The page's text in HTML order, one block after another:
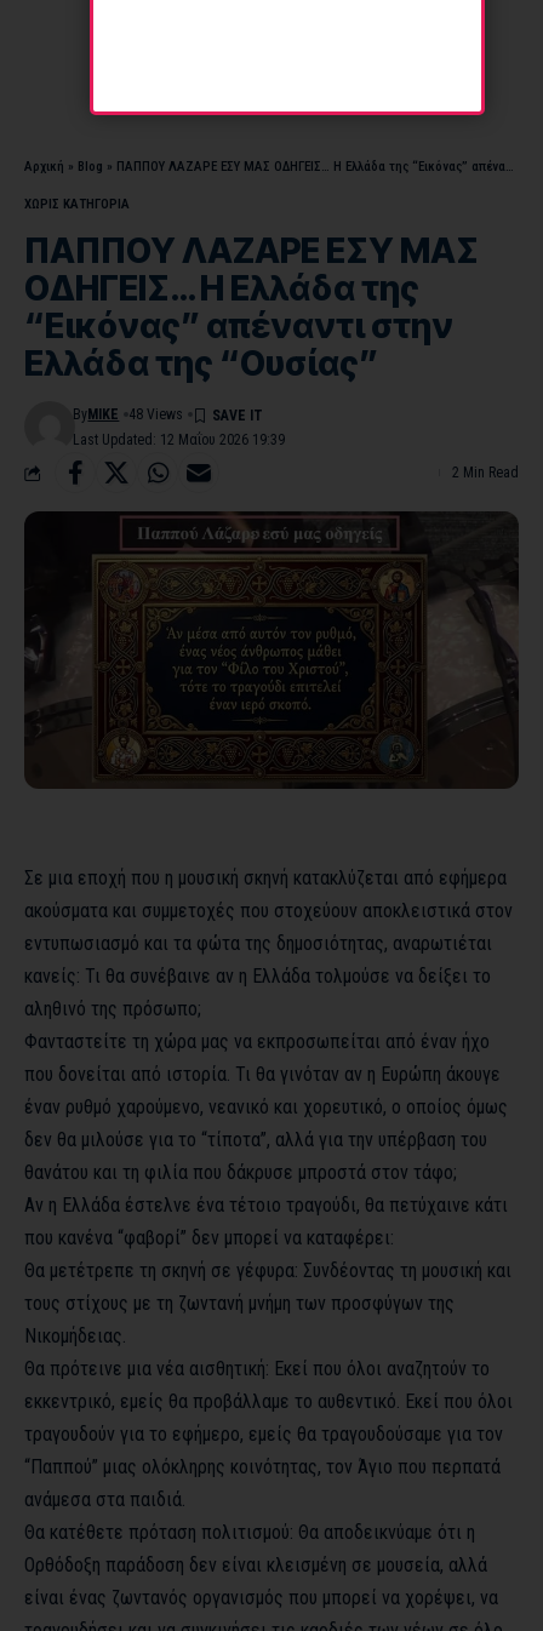
Αρχική » Blog » ΠΑΠΠΟΥ ΛΑΖΑΡΕ ΕΣΥ ΜΑΣ ΟΔΗΓΕΙΣ… Η Ελλάδα της “Εικόνας” απέναντι στην Ελλάδα της “Ουσίας”
ΧΩΡΊΣ ΚΑΤΗΓΟΡΊΑ
ΠΑΠΠΟΥ ΛΑΖΑΡΕ ΕΣΥ ΜΑΣ
ΟΔΗΓΕΙΣ… Η Ελλάδα της
“Εικόνας” απέναντι στην
Ελλάδα της “Ουσίας”
Last Updated: 12 Μαΐου 2026 19:39
By MIKE 48 Views
2 Min Read
Σε μια εποχή που η μουσική σκηνή κατακλύζεται από εφήμερα
ακούσματα και συμμετοχές που στοχεύουν αποκλειστικά στον
εντυπωσιασμό και τα φώτα της δημοσιότητας, αναρωτιέται
κανείς: Τι θα συνέβαινε αν η Ελλάδα τολμούσε να δείξει το
αληθινό της πρόσωπο;
Φανταστείτε τη χώρα μας να εκπροσωπείται από έναν ήχο
που δονείται από ιστορία. Τι θα γινόταν αν η Ευρώπη άκουγε
έναν ρυθμό χαρούμενο, νεανικό και χορευτικό, ο οποίος όμως
δεν θα μιλούσε για το “τίποτα”, αλλά για την υπέρβαση του
θανάτου και τη φιλία που δάκρυσε μπροστά στον τάφο;
Αν η Ελλάδα έστελνε ένα τέτοιο τραγούδι, θα πετύχαινε κάτι
που κανένα “φαβορί” δεν μπορεί να καταφέρει:
Θα μετέτρεπε τη σκηνή σε γέφυρα: Συνδέοντας τη μουσική και
τους στίχους με τη ζωντανή μνήμη των προσφύγων της
Νικομήδειας.
Θα πρότεινε μια νέα αισθητική: Εκεί που όλοι αναζητούν το
εκκεντρικό, εμείς θα προβάλλαμε το αυθεντικό. Εκεί που όλοι
τραγουδούν για το εφήμερο, εμείς θα τραγουδούσαμε για τον
“Παππού” μιας ολόκληρης κοινότητας, τον Άγιο που περπατά
ανάμεσα στα παιδιά.
Θα κατέθετε πρόταση πολιτισμού: Θα αποδεικνύαμε ότι η
Ορθόδοξη παράδοση δεν είναι κλεισμένη σε μουσεία, αλλά
είναι ένας ζωντανός οργανισμός που μπορεί να χορέψει, να